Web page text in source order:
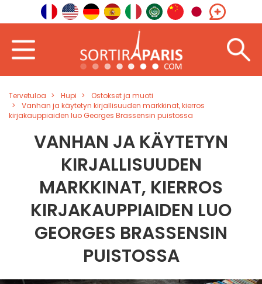
Tervetuloa Hupi
Ostokset ja muoti
Vanhan ja käytetyn kirjallisuuden markkinat, kierros
kirjakauppiaiden luo Georges Brassensin puistossa
VANHAN JA KÄYTETYN
KIRJALLISUUDEN
MARKKINAT, KIERROS
KIRJAKAUPPIAIDEN LUO
GEORGES BRASSENSIN
PUISTOSSA